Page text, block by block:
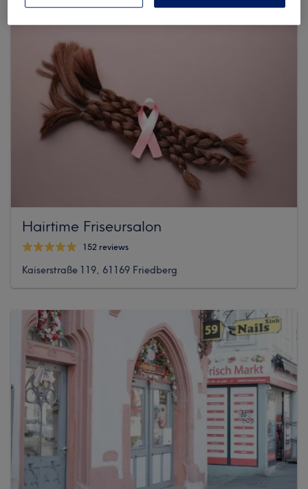
Hairtime Friseursalon
152 reviews
Kaiserstraße 119, 61169 Friedberg